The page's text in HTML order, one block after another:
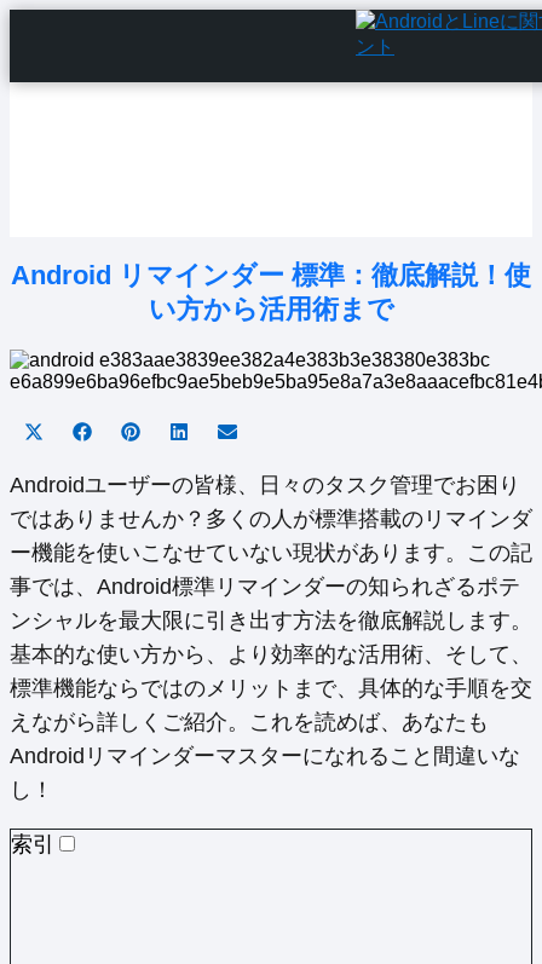
Android リマインダー 標準：徹底解説！使
い方から活用術まで
Share
X
(Twitter)
Share
Facebook
Share
Pinterest
Share
LinkedInEmail
Androidユーザーの皆様、日々のタスク管理でお困り
ではありませんか？多くの人が標準搭載のリマインダ
ー機能を使いこなせていない現状があります。この記
事では、Android標準リマインダーの知られざるポテ
ンシャルを最大限に引き出す方法を徹底解説します。
基本的な使い方から、より効率的な活用術、そして、
標準機能ならではのメリットまで、具体的な手順を交
えながら詳しくご紹介。これを読めば、あなたも
Androidリマインダーマスターになれること間違いな
し！
索引